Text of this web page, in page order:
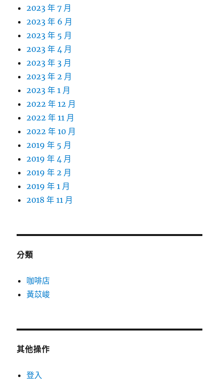
2023 年 7 月
2023 年 6 月
2023 年 5 月
2023 年 4 月
2023 年 3 月
2023 年 2 月
2023 年 1 月
2022 年 12 月
2022 年 11 月
2022 年 10 月
2019 年 5 月
2019 年 4 月
2019 年 2 月
2019 年 1 月
2018 年 11 月
分類
咖啡店
黃苡峻
其他操作
登入